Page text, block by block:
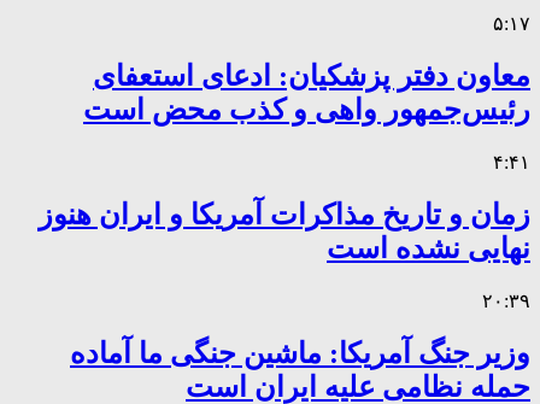
۵:۱۷
معاون دفتر پزشکیان: ادعای استعفای
رئیس‌جمهور واهی و کذب محض است
۴:۴۱
زمان و تاریخ مذاکرات آمریکا و ایران هنوز
نهایی نشده است
۲۰:۳۹
وزیر جنگ آمریکا: ماشین جنگی ما آماده
حمله نظامی علیه ایران است